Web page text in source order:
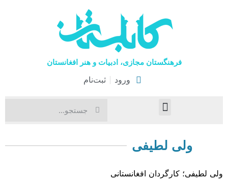
فرهنگستان مجازی، ادبیات و هنر افغانستان
ورود ثبت‌نام
ولی لطیفی
ولی لطیفی؛ کارگردان افغانستانی